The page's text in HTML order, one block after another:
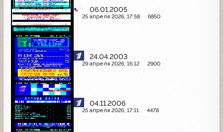
06.01.2005
25 апреля 2026, 17:58 6850
24.04.2003
29 апреля 2026, 16:12 2900
04.11.2006
25 апреля 2026, 17:11 4478